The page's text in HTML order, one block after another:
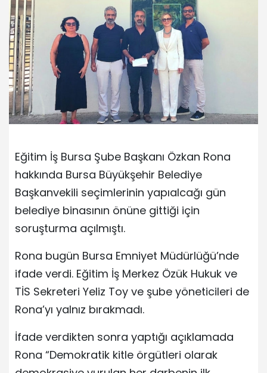
Eğitim İş Bursa Şube Başkanı Özkan Rona
hakkında Bursa Büyükşehir Belediye
Başkanvekili seçimlerinin yapıalcağı gün
belediye binasının önüne gittiği için
soruşturma açılmıştı.
Rona bugün Bursa Emniyet Müdürlüğü’nde
ifade verdi. Eğitim İş Merkez Özük Hukuk ve
TİS Sekreteri Yeliz Toy ve şube yöneticileri de
Rona’yı yalnız bırakmadı.
İfade verdikten sonra yaptığı açıklamada
Rona “Demokratik kitle örgütleri olarak